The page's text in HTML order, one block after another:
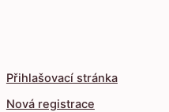
Přihlašovací stránka
Nová registrace